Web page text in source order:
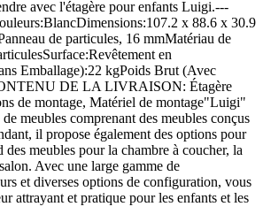
avec l'étagère pour enfants Luigi.---
x 88.6 x 30.9
de particules, 16 mmMatériau de
en
Emballage):22 kgPoids Brut (Avec
DE LA LIVRAISON: Étagère
de montage, Matériel de montage"Luigi"
meubles comprenant des meubles conçus
il propose également des options pour
des meubles pour la chambre à coucher, la
Avec une large gamme de
et diverses options de configuration, vous
attrayant et pratique pour les enfants et les